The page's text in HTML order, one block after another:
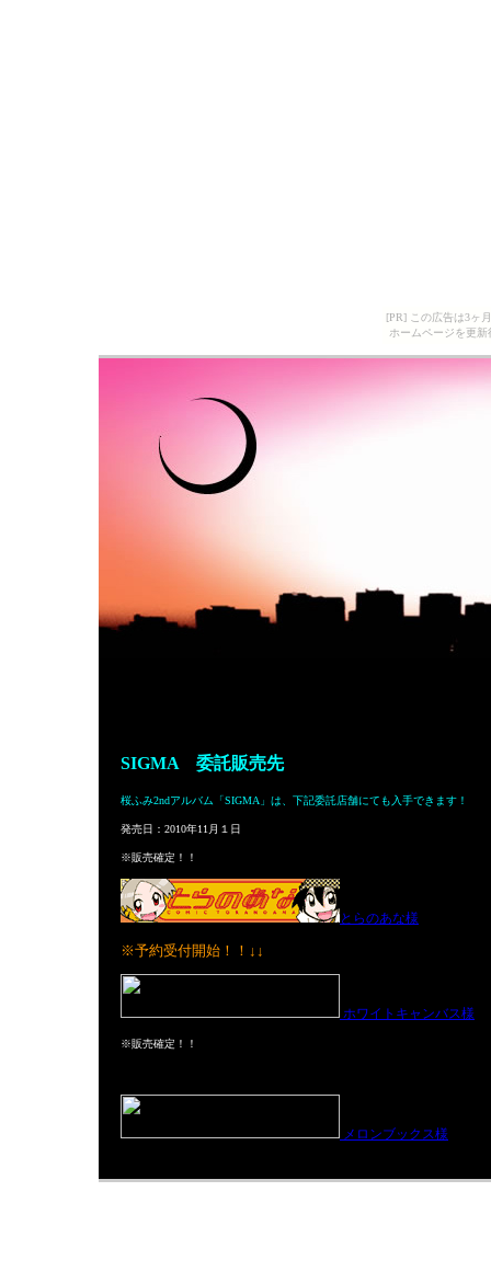
[PR] この広告は3ヶ
ホームページを更
SIGMA 委託販売先
桜ふみ2ndアルバム「SIGMA」は、下記委託店舗にても入手できます！
発売日：2010年11月１日
※販売確定！！
とらのあな様
※予約受付開始！！↓↓
ホワイトキャンバス様
※販売確定！！
メロンブックス様